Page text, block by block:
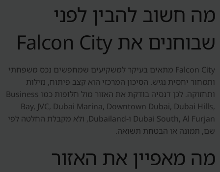
מה חשוב להבין לפני
שבוחנים את Falcon City
Falcon City מתאים בעיקר למשקיעים שמחפשים נכס משפחתי
ותמחור יחסית נגיש. הסיכון המרכזי הוא קצב פיתוח, נזילות
ותחזוקה. לכן דנסיה בודקת את האזור מול חלופות כמו Business
Bay, JVC, Dubai Marina, Downtown Dubai, Dubai Hills,
Dubai South, Al Furjan ו-Dubailand, ולא מקבלת החלטה לפי
שם, תמונה או הבטחת תשואה.
מה מאפיין את האזור